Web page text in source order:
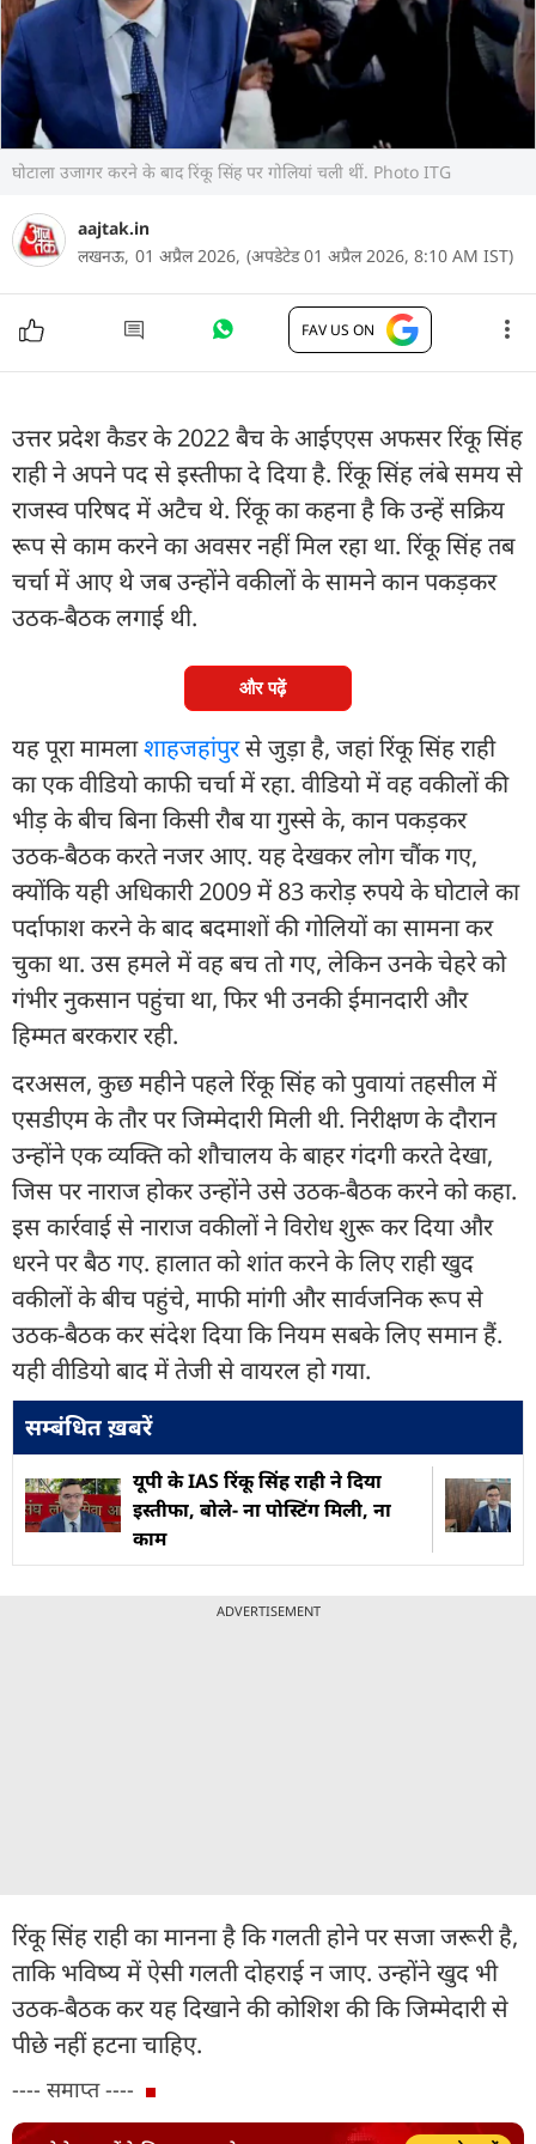
घोटाला उजागर करने के बाद रिंकू सिंह पर गोलियां चली थीं. Photo ITG
aajtak.in
लखनऊ, 01 अप्रैल 2026, (अपडेटेड 01 अप्रैल 2026, 8:10 AM IST)
FAV US ON
उत्तर प्रदेश कैडर के 2022 बैच के आईएएस अफसर रिंकू सिंह
राही ने अपने पद से इस्तीफा दे दिया है. रिंकू सिंह लंबे समय से
राजस्व परिषद में अटैच थे. रिंकू का कहना है कि उन्हें सक्रिय
रूप से काम करने का अवसर नहीं मिल रहा था. रिंकू सिंह तब
चर्चा में आए थे जब उन्होंने वकीलों के सामने कान पकड़कर
उठक-बैठक लगाई थी.
और पढ़ें
यह पूरा मामलाशाहजहांपुरसे जुड़ा है, जहां रिंकू सिंह राही
का एक वीडियो काफी चर्चा में रहा. वीडियो में वह वकीलों की
भीड़ के बीच बिना किसी रौब या गुस्से के, कान पकड़कर
उठक-बैठक करते नजर आए. यह देखकर लोग चौंक गए,
क्योंकि यही अधिकारी 2009 में 83 करोड़ रुपये के घोटाले का
पर्दाफाश करने के बाद बदमाशों की गोलियों का सामना कर
चुका था. उस हमले में वह बच तो गए, लेकिन उनके चेहरे को
गंभीर नुकसान पहुंचा था, फिर भी उनकी ईमानदारी और
हिम्मत बरकरार रही.
दरअसल, कुछ महीने पहले रिंकू सिंह को पुवायां तहसील में
एसडीएम के तौर पर जिम्मेदारी मिली थी. निरीक्षण के दौरान
उन्होंने एक व्यक्ति को शौचालय के बाहर गंदगी करते देखा,
जिस पर नाराज होकर उन्होंने उसे उठक-बैठक करने को कहा.
इस कार्रवाई से नाराज वकीलों ने विरोध शुरू कर दिया और
धरने पर बैठ गए. हालात को शांत करने के लिए राही खुद
वकीलों के बीच पहुंचे, माफी मांगी और सार्वजनिक रूप से
उठक-बैठक कर संदेश दिया कि नियम सबके लिए समान हैं.
यही वीडियो बाद में तेजी से वायरल हो गया.
सम्बंधित ख़बरें
यूपी के IAS रिंकू सिंह राही ने दिया
इस्तीफा, बोले- ना पोस्टिंग मिली, ना
काम
ADVERTISEMENT
रिंकू सिंह राही का मानना है कि गलती होने पर सजा जरूरी है,
ताकि भविष्य में ऐसी गलती दोहराई न जाए. उन्होंने खुद भी
उठक-बैठक कर यह दिखाने की कोशिश की कि जिम्मेदारी से
पीछे नहीं हटना चाहिए.
---- समाप्त ----